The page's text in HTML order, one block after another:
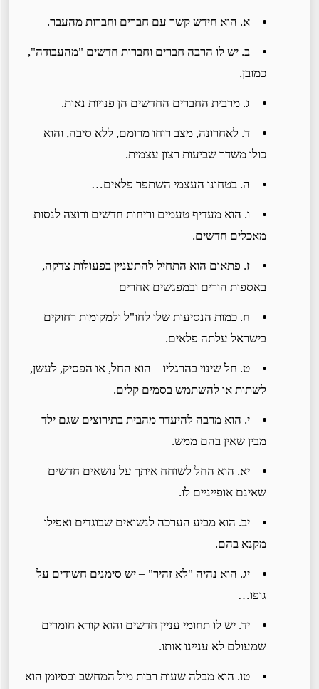
א. הוא חידש קשר עם חברים וחברות מהעבר.
ב. יש לו הרבה חברים וחברות חדשים "מהעבודה",
כמובן.
ג. מרבית החברים החדשים הן פנויות נאות.
ד. לאחרונה, מצב רוחו מרומם, ללא סיבה, והוא
כולו משדר שביעות רצון עצמית.
ה. בטחונו העצמי השתפר פלאים…
ו. הוא מעדיף טעמים וריחות חדשים ורוצה לנסות
מאכלים חדשים.
ז. פתאום הוא התחיל להתעניין בפעולות צדקה,
באספות הורים ובמפגשים אחרים
ח. כמות הנסיעות שלו לחו"ל ולמקומות רחוקים
בישראל עלתה פלאים.
ט. חל שינוי בהרגליו – הוא החל, או הפסיק, לעשן,
לשתות או להשתמש בסמים קלים.
י. הוא מרבה להיעדר מהבית בתירוצים שגם ילד
מבין שאין בהם ממש.
יא. הוא החל לשוחח איתך על נושאים חדשים
שאינם אופייניים לו.
יב. הוא מביע הערכה לנשואים שבוגדים ואפילו
מקנא בהם.
יג. הוא נהיה "לא זהיר" – יש סימנים חשודים על
גופו…
יד. יש לו תחומי עניין חדשים והוא קורא חומרים
שמעולם לא עניינו אותו.
טו. הוא מבלה שעות רבות מול המחשב ובסיומן הוא